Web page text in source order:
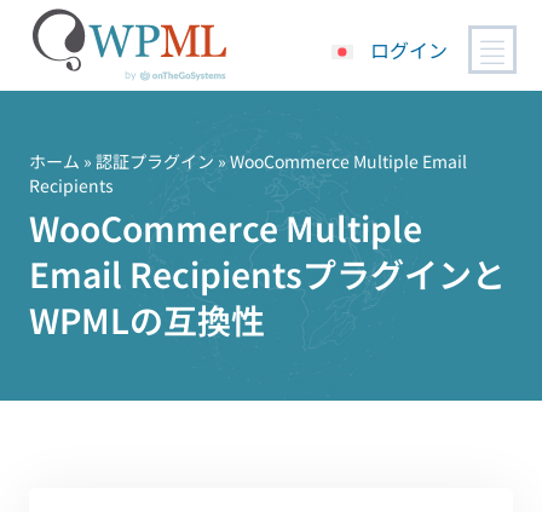
ログイン
ホーム » 認証プラグイン » WooCommerce Multiple Email
Recipients
WooCommerce Multiple
Email Recipientsプラグインと
WPMLの互換性